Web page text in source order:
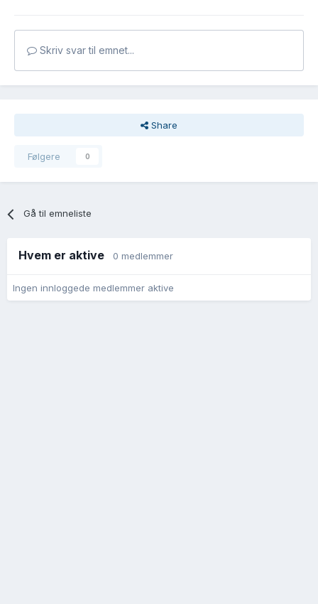
Skriv svar til emnet...
Share
Følgere 0
Gå til emneliste
Hvem er aktive 0 medlemmer
Ingen innloggede medlemmer aktive